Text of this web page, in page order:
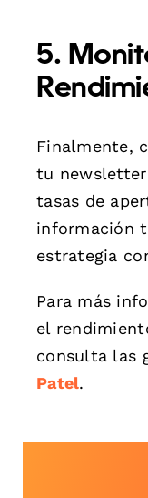
5.
Finalmente,
tu
tasas de
información
estrategia
Para más
el
consulta las
Patel.